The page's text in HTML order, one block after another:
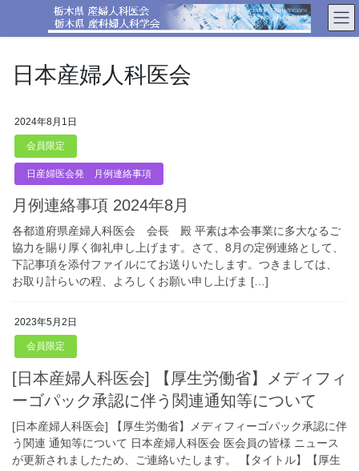
テ
ゲ
日本産婦人科医会
2024年8月1日
会員限定
日産婦医会発 月例連絡事項
月例連絡事項 2024年8月
各都道府県産婦人科医会 会長 殿 平素は本会事業に多大なるご
協力を賜り厚く御礼申し上げます。さて、8月の定例連絡として、
下記事項を添付ファイルにてお送りいたします。つきましては、
お取り計らいの程、よろしくお願い申し上げま […]
2023年5月2日
会員限定
[日本産婦人科医会] 【厚生労働省】メディフィ
ーゴパック承認に伴う関連通知等について
[日本産婦人科医会] 【厚生労働省】メディフィーゴパック承認に伴
う関連 通知等について 日本産婦人科医会 医会員の皆様 ニュース
が更新されましたため、ご連絡いたします。 【タイトル】【厚生